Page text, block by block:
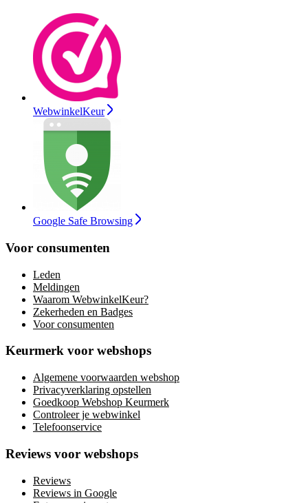
WebwinkelKeur
Google Safe Browsing
Voor consumenten
Leden
Meldingen
Waarom WebwinkelKeur?
Zekerheden en Badges
Voor consumenten
Keurmerk voor webshops
Algemene voorwaarden webshop
Privacyverklaring opstellen
Goedkoop Webshop Keurmerk
Controleer je webwinkel
Telefoonservice
Reviews voor webshops
Reviews
Reviews in Google